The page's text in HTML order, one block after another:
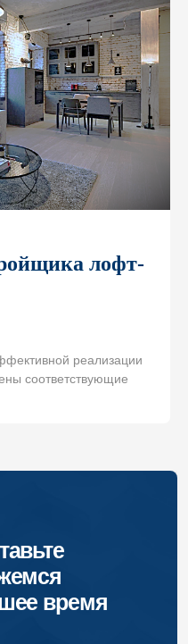
лофт-
реализации
соответствующие